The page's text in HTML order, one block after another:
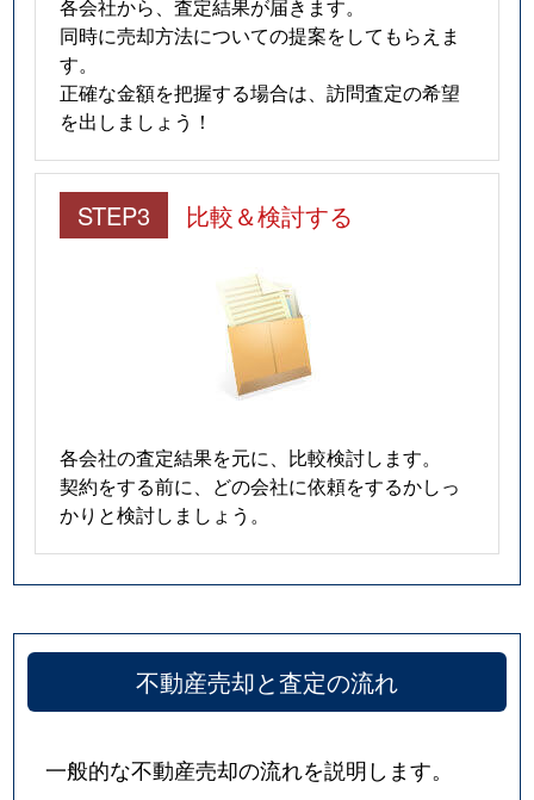
各会社から、査定結果が届きます。
同時に売却方法についての提案をしてもらえま
す。
正確な金額を把握する場合は、訪問査定の希望
を出しましょう！
STEP3 比較＆検討する
各会社の査定結果を元に、比較検討します。
契約をする前に、どの会社に依頼をするかしっ
かりと検討しましょう。
不動産売却と査定の流れ
一般的な不動産売却の流れを説明します。